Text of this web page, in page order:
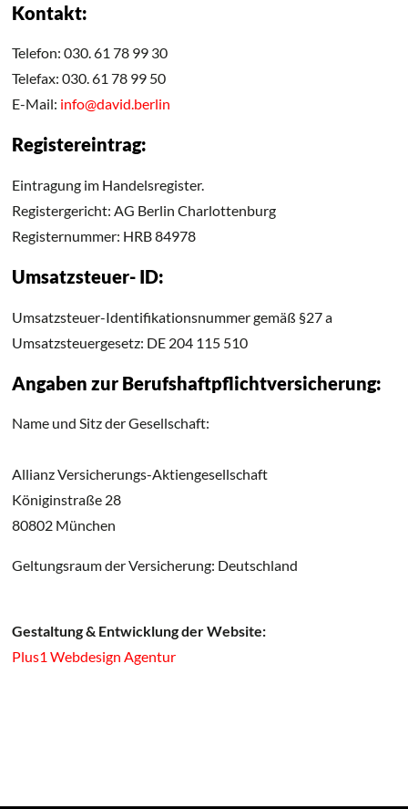
Kontakt:
Telefon: 030. 61 78 99 30
Telefax: 030. 61 78 99 50
E-Mail: info@david.berlin
Registereintrag:
Eintragung im Handelsregister.
Registergericht: AG Berlin Charlottenburg
Registernummer: HRB 84978
Umsatzsteuer- ID:
Umsatzsteuer-Identifikationsnummer gemäß §27 a
Umsatzsteuergesetz: DE 204 115 510
Angaben zur Berufshaftpflichtversicherung:
Name und Sitz der Gesellschaft:
Allianz Versicherungs-Aktiengesellschaft
Königinstraße 28
80802 München
Geltungsraum der Versicherung: Deutschland
Gestaltung & Entwicklung der Website:
Plus1 Webdesign Agentur